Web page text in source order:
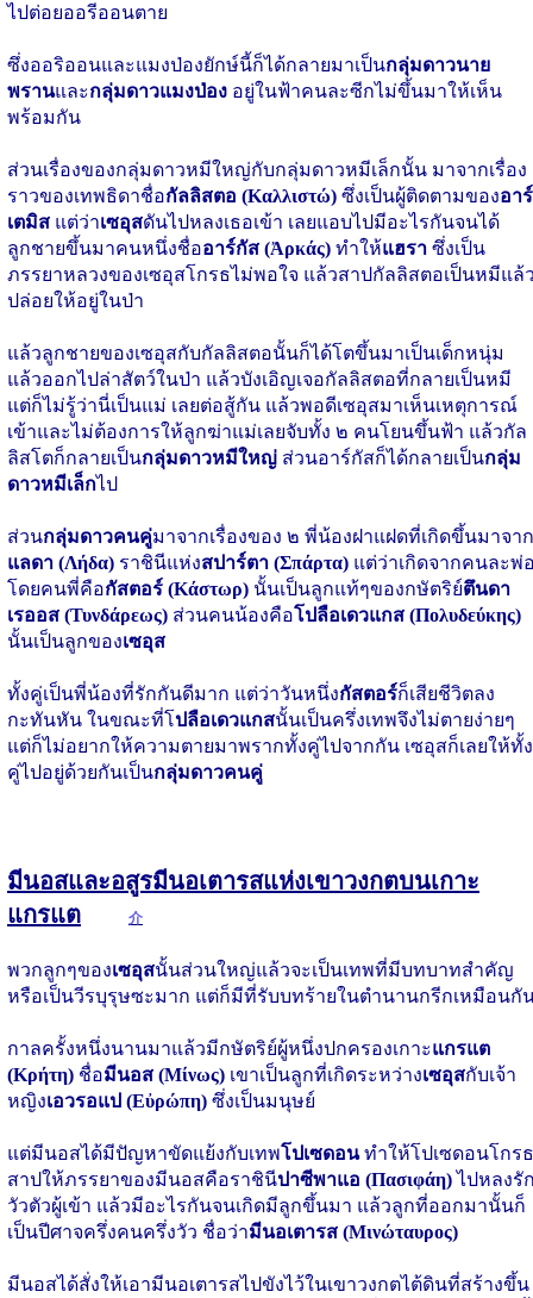
ไปต่อยออรีออนตาย
ซึ่งออริออนและแมงป่องยักษ์นี้ก็ได้กลายมาเป็นกลุ่มดาวนาย
พรานและกลุ่มดาวแมงป่อง อยู่ในฟ้าคนละซีกไม่ขึ้นมาให้เห็น
พร้อมกัน
ส่วนเรื่องของกลุ่มดาวหมีใหญ่กับกลุ่มดาวหมีเล็กนั้น มาจากเรื่อง
ราวของเทพธิดาชื่อกัลลิสตอ (Καλλιστώ) ซึ่งเป็นผู้ติดตามของอาร์
เตมิส แต่ว่าเซอุสดันไปหลงเธอเข้า เลยแอบไปมีอะไรกันจนได้
ลูกชายขึ้นมาคนหนึ่งชื่ออาร์กัส (Ἀρκάς) ทำให้แฮรา ซึ่งเป็น
ภรรยาหลวงของเซอุสโกรธไม่พอใจ แล้วสาปกัลลิสตอเป็นหมีแล้
ปล่อยให้อยู่ในป่า
แล้วลูกชายของเซอุสกับกัลลิสตอนั้นก็ได้โตขึ้นมาเป็นเด็กหนุ่ม
แล้วออกไปล่าสัตว์ในป่า แล้วบังเอิญเจอกัลลิสตอที่กลายเป็นหมี
แต่ก็ไม่รู้ว่านี่เป็นแม่ เลยต่อสู้กัน แล้วพอดีเซอุสมาเห็นเหตุการณ์
เข้าและไม่ต้องการให้ลูกฆ่าแม่เลยจับทั้ง ๒ คนโยนขึ้นฟ้า แล้วกัล
ลิสโตก็กลายเป็นกลุ่มดาวหมีใหญ่ ส่วนอาร์กัสก็ได้กลายเป็นกลุ่ม
ดาวหมีเล็กไป
ส่วนกลุ่มดาวคนคู่มาจากเรื่องของ ๒ พี่น้องฝาแฝดที่เกิดขึ้นมาจาก
แลดา (Λήδα) ราชินีแห่งสปาร์ตา (Σπάρτα) แต่ว่าเกิดจากคนละพ่
โดยคนพี่คือกัสตอร์ (Κάστωρ) นั้นเป็นลูกแท้ๆของกษัตริย์ตึนดา
เรออส (Τυνδάρεως) ส่วนคนน้องคือโปลือเดวแกส (Πολυδεύκης)
นั้นเป็นลูกของเซอุส
ทั้งคู่เป็นพี่น้องที่รักกันดีมาก แต่ว่าวันหนึ่งกัสตอร์ก็เสียชีวิตลง
กะทันหัน ในขณะที่โปลือเดวแกสนั้นเป็นครึ่งเทพจึงไม่ตายง่ายๆ
แต่ก็ไม่อยากให้ความตายมาพรากทั้งคู่ไปจากกัน เซอุสก็เลยให้ทั้ง
คู่ไปอยู่ด้วยกันเป็นกลุ่มดาวคนคู่
มีนอสและอสูรมีนอเตารสแห่งเขาวงกตบนเกาะ
แกรแต
介
พวกลูกๆของเซอุสนั้นส่วนใหญ่แล้วจะเป็นเทพที่มีบทบาทสำคัญ
หรือเป็นวีรบุรุษซะมาก แต่ก็มีที่รับบทร้ายในตำนานกรีกเหมือนกั
กาลครั้งหนึ่งนานมาแล้วมีกษัตริย์ผู้หนึ่งปกครองเกาะแกรแต
(Κρήτη) ชื่อมีนอส (Μίνως) เขาเป็นลูกที่เกิดระหว่างเซอุสกับเจ้า
หญิงเอวรอแป (Εὐρώπη) ซึ่งเป็นมนุษย์
แต่มีนอสได้มีปัญหาขัดแย้งกับเทพโปเซดอนทำให้โปเซดอนโกรธ
สาปให้ภรรยาของมีนอสคือราชินีปาซีพาแอ (Πασιφάη)ไปหลงรั
วัวตัวผู้เข้า แล้วมีอะไรกันจนเกิดมีลูกขึ้นมา แล้วลูกที่ออกมานั้นก็
เป็นปีศาจครึ่งคนครึ่งวัว ชื่อว่ามีนอเตารส (Μινώταυρος)
มีนอสได้สั่งให้เอามีนอเตารสไปขังไว้ในเขาวงกตไต้ดินที่สร้างขึ้น